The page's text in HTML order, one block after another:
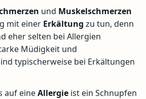
und Muskelschmerzen
mit einer Erkältung zu tun, denn
eher selten bei Allergien
Müdigkeit und
typischerweise bei Erkältungen
auf eineAllergie ist ein Schnupfen